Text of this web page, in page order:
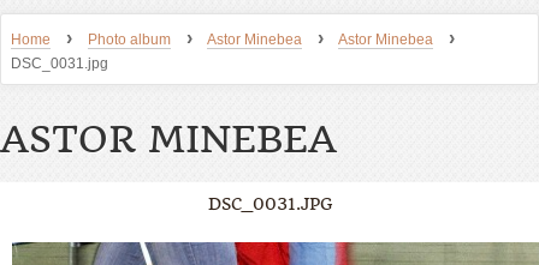
Home › Photo album › Astor Minebea › Astor Minebea ›
DSC_0031.jpg
ASTOR MINEBEA
DSC_0031.JPG